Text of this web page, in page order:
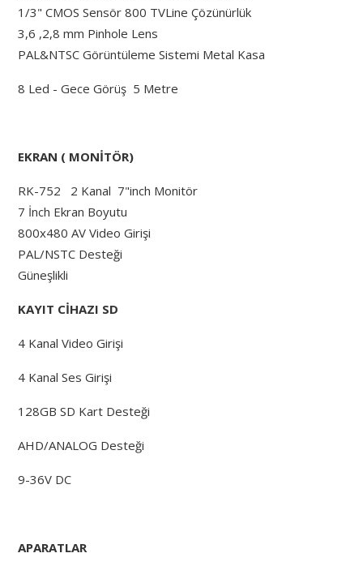
1/3" CMOS Sensör 800 TVLine Çözünürlük
3,6 ,2,8 mm Pinhole Lens
PAL&NTSC Görüntüleme Sistemi Metal Kasa
8 Led - Gece Görüş 5 Metre
EKRAN ( MONİTÖR)
RK-752 2 Kanal 7"inch Monitör
7 İnch Ekran Boyutu
800x480 AV Video Girişi
PAL/NSTC Desteği
Güneşlikli
KAYIT CİHAZI SD
4 Kanal Video Girişi
4 Kanal Ses Girişi
128GB SD Kart Desteği
AHD/ANALOG Desteği
9-36V DC
APARATLAR